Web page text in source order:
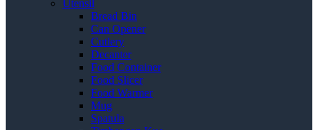
Utensil
Bread Bin
Can Opener
Cutlery
Decanter
Food Container
Food Slicer
Food Warmer
Mug
Spatula